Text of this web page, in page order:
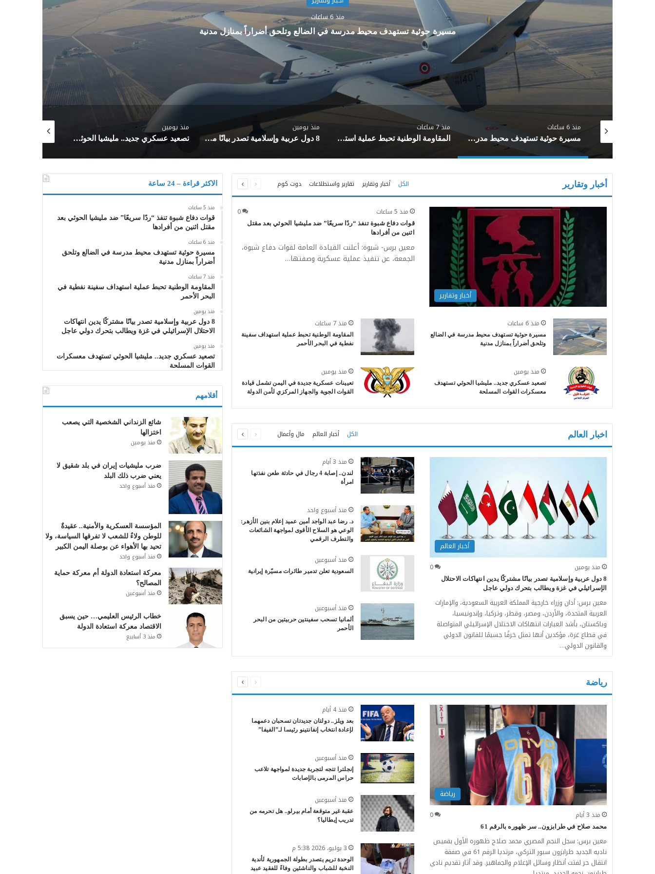
منذ 6 ساعات
مسيرة حوثية تستهدف محيط مدرسة في الضالع وتلحق أضراراً بمنازل مدنية
منذ 6 ساعات
مسيرة حوثية تستهدف محيط مدرسة في الضالع وتلحق أضراراً بمنازل مدنية
منذ 7 ساعات
المقاومة الوطنية تحبط عملية استهداف سفينة نفطية في البحر الأحمر
منذ يومين
8 دول عربية وإسلامية تصدر بيانًا مشتركًا يدين انتهاكات الاحتلال الإسرائيلي في غزة ويطالب بتحرك دولي عاجل
منذ يومين
تصعيد عسكري جديد.. مليشيا الحوثي تستهدف معسكرات القوات المسلحة
منذ يومين
أخبار وتقارير الكل أخبار وتقارير تقارير واستطلاعات دوت كوم الصفحة
السابقة
الصفحة
التالية
أخبار وتقارير
منذ 5 ساعات 0
قوات دفاع شبوة تنفذ “ردًا سريعًا” ضد مليشيا الحوثي بعد مقتل
اثنين من أفرادها
معين برس- شبوة: أعلنت القيادة العامة لقوات دفاع شبوة،
الجمعة، عن تنفيذ عملية عسكرية وصفتها…
منذ 6 ساعات
مسيرة حوثية تستهدف محيط مدرسة في الضالع
وتلحق أضراراً بمنازل مدنية
منذ 7 ساعات
المقاومة الوطنية تحبط عملية استهداف سفينة
نفطية في البحر الأحمر
منذ يومين
تصعيد عسكري جديد.. مليشيا الحوثي تستهدف
معسكرات القوات المسلحة
منذ يومين
تعيينات عسكرية جديدة في اليمن تشمل قيادة
القوات الجوية والجهاز المركزي لأمن الدولة
اخبار العالم الكل أخبار العالم مال وأعمال الصفحة
السابقة
الصفحة
التالية
أخبار العالم
منذ يومين 0
8 دول عربية وإسلامية تصدر بيانًا مشتركًا يدين انتهاكات الاحتلال
الإسرائيلي في غزة ويطالب بتحرك دولي عاجل
معين برس: أدان وزراء خارجية المملكة العربية السعودية، والإمارات
العربية المتحدة، والأردن، ومصر، وقطر، وتركيا، وإندونيسيا،
وباكستان، بأشد العبارات انتهاكات الاحتلال الإسرائيلي المتواصلة
في قطاع غزة، مؤكدين أنها تمثل خرقًا جسيمًا للقانون الدولي
والقانون الدولي…
منذ 3 أيام
لندن.. إصابة 4 رجال في حادثة طعن نفذتها
امرأة
منذ أسبوع واحد
د. رضا عبد الواجد أمين عميد إعلام بنين الأزهر:
الوعي هو السلاح الأقوى لمواجهة الشائعات
والتطرف الرقمي
منذ أسبوعين
السعودية تعلن تدمير طائرات مسيّرة إيرانية
منذ أسبوعين
ألمانيا تسحب سفينتين حربيتين من البحر
الأحمر
رياضة الصفحة
السابقة
الصفحة
التالية
رياضة
منذ 3 أيام 0
محمد صلاح في طرابزون.. سر ظهوره بالرقم 61
معين برس: سجل النجم المصري محمد صلاح ظهوره الأول بقميص
ناديه الجديد طرابزون سبور التركي، مرتديا الرقم 61 في صفقة
انتقال حر لفتت أنظار وسائل الإعلام والجماهير. وقد أثار تقديم نادي
منذ 4 أيام
بعد ويلز.. دولتان جديدتان تسحبان دعمهما
لإعادة انتخاب إنفانتينو رئيسا لـ”الفيفا”
منذ أسبوعين
إنجلترا تتجه لتجربة جديدة لمواجهة تلاعب
حراس المرمى بالإصابات
منذ أسبوعين
عقبة غير متوقعة أمام بيرلو.. هل تحرمه من
تدريب إيطاليا؟
3 يوليو، 2026 5:38 م
الوحدة تريم يتصدر بطولة الجمهورية لأندية
النخبة للشباب والناشئين وفاءً للفقيد عبيد
الاكثر قراءة – 24 ساعة
منذ 5 ساعات
قوات دفاع شبوة تنفذ “ردًا سريعًا” ضد مليشيا الحوثي بعد
مقتل اثنين من أفرادها
منذ 6 ساعات
مسيرة حوثية تستهدف محيط مدرسة في الضالع وتلحق
أضراراً بمنازل مدنية
منذ 7 ساعات
المقاومة الوطنية تحبط عملية استهداف سفينة نفطية في
البحر الأحمر
منذ يومين
8 دول عربية وإسلامية تصدر بيانًا مشتركًا يدين انتهاكات
الاحتلال الإسرائيلي في غزة ويطالب بتحرك دولي عاجل
منذ يومين
تصعيد عسكري جديد.. مليشيا الحوثي تستهدف معسكرات
القوات المسلحة
أقلامهم
شائع الزنداني الشخصية التي يصعب
اختزالها
منذ يومين
ضرب مليشيات إيران في بلد شقيق لا
يعني ضرب ذلك البلد
منذ أسبوع واحد
المؤسسة العسكرية والأمنية.. عقيدةٌ
للوطن ولاءٌ للشعب لا تفرقها السياسة، ولا
تحيد بها الأهواء عن بوصلة اليمن الكبير
منذ أسبوع واحد
معركة استعادة الدولة أم معركة حماية
المصالح؟
منذ أسبوعين
خطاب الرئيس العليمي… حين يسبق
الاقتصاد معركة استعادة الدولة
منذ 3 أسابيع